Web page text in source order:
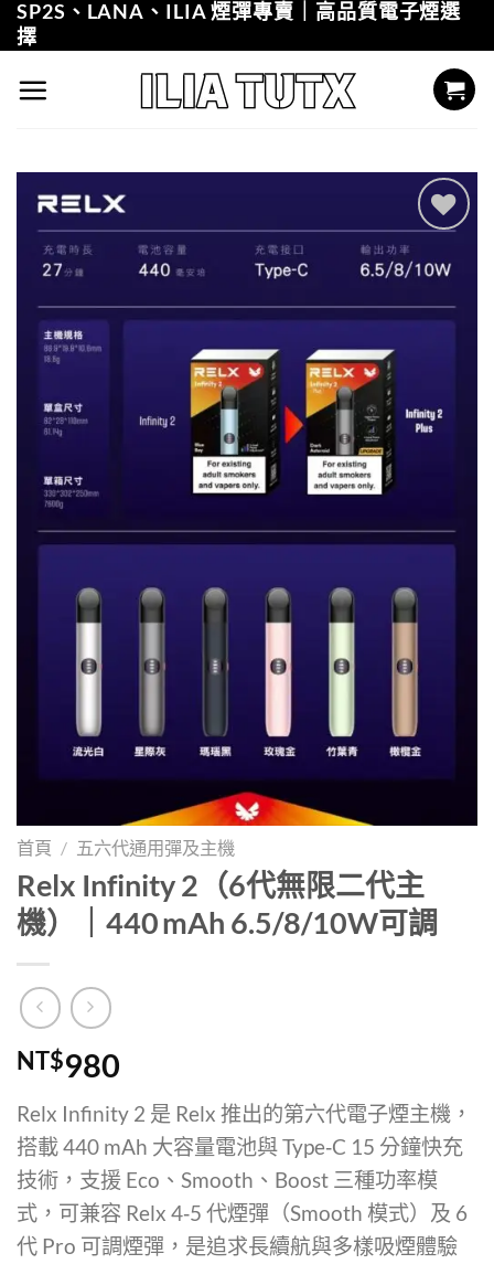
Skip
to
content
SP2S、LANA、ILIA 煙彈專賣｜高品質電子煙選
擇
Add to
wishlist
首頁 / 五六代通用彈及主機
Relx Infinity 2（6代無限二代主
機）｜440 mAh 6.5/8/10W可調
NT$980
Relx Infinity 2 是 Relx 推出的第六代電子煙主機，
搭載 440 mAh 大容量電池與 Type‑C 15 分鐘快充
技術，支援 Eco、Smooth、Boost 三種功率模
式，可兼容 Relx 4‑5 代煙彈（Smooth 模式）及 6
代 Pro 可調煙彈，是追求長續航與多樣吸煙體驗